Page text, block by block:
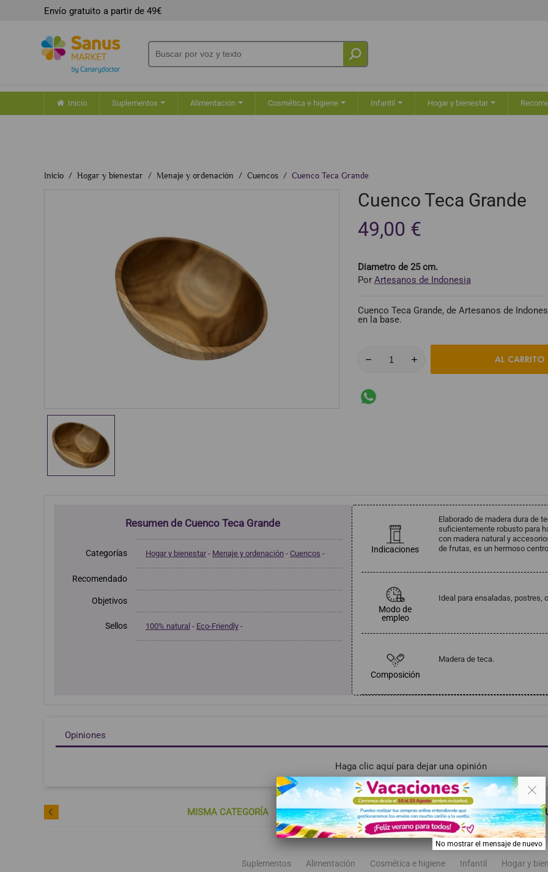
Envío gratuito a partir de 49€
Inicio Suplementos Alimentación Cosmética e higiene Infantil Hogar y bienestar
Inicio Hogar y bienestar Menaje y ordenación Cuencos Cuenco Teca Grande
Cuenco Teca Grande
49,00 €
Diametro de 25 cm.
Por Artesanos de Indonesia
Cuenco Teca Grande, de Artesanos de
en la base.
AL CARRITO
Resumen de Cuenco Teca Grande
Categorías Hogar y bienestar - Menaje y ordenación - Cuencos -
Recomendado
Objetivos
Sellos 100% natural - Eco-Friendly -
Indicaciones
Elaborado de madera dura de
suficientemente robusto para
con madera natural y
de frutas, es un hermoso
Modo de
empleo
Ideal para ensaladas, postres,
Composición
Madera de teca.
Opiniones
Haga clic aquí para dejar una opinión
MISMA CATEGORÍA RECOMENDADOS MISMA MARCA TAMBIÉN PODRÍA
Suplementos Alimentación Cosmética e higiene Infantil Hogar y
. .
No mostrar el mensaje de nuevo